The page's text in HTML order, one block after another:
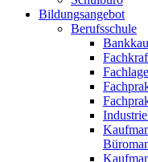
Bildungsangebot
Berufsschule